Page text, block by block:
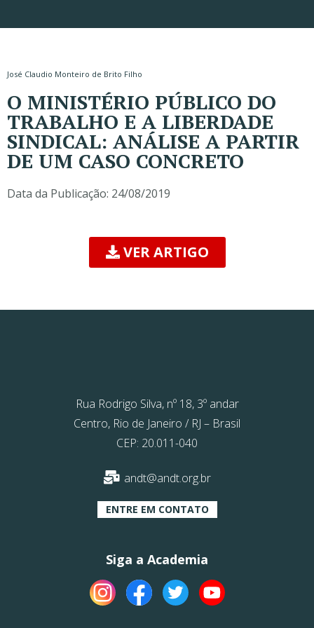
José Claudio Monteiro de Brito Filho
O MINISTÉRIO PÚBLICO DO
TRABALHO E A LIBERDADE
SINDICAL: ANÁLISE A PARTIR
DE UM CASO CONCRETO
Data da Publicação: 24/08/2019
VER ARTIGO
Rua Rodrigo Silva, nº 18, 3º andar
Centro, Rio de Janeiro / RJ – Brasil
CEP: 20.011-040
andt@andt.org.br
ENTRE EM CONTATO
Siga a Academia